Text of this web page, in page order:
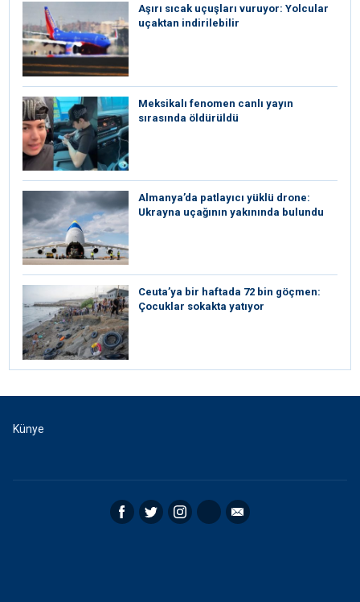
Aşırı sıcak uçuşları vuruyor: Yolcular
uçaktan indirilebilir
Meksikalı fenomen canlı yayın
sırasında öldürüldü
Almanya’da patlayıcı yüklü drone:
Ukrayna uçağının yakınında bulundu
Ceuta’ya bir haftada 72 bin göçmen:
Çocuklar sokakta yatıyor
Künye
Facebook Twitter Instagram RSS